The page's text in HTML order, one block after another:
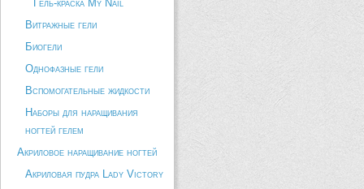
Гель-краска My Nail
Витражные гели
Биогели
Однофазные гели
Вспомогательные жидкости
Наборы для наращивания
ногтей гелем
Акриловое наращивание ногтей
Акриловая пудра Lady Victory